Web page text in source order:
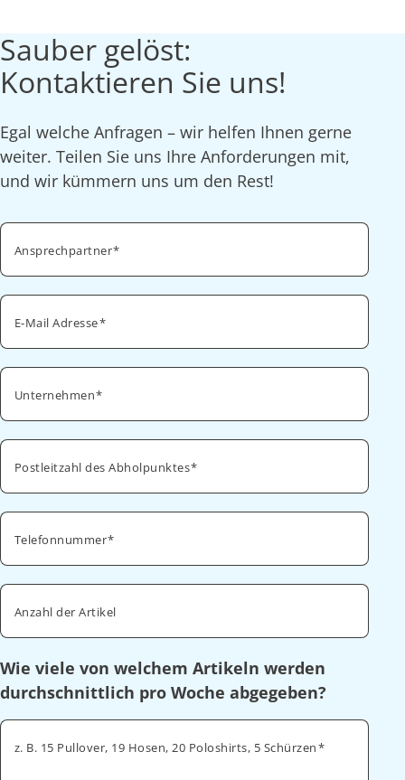
Sauber gelöst:
Kontaktieren Sie uns!
Egal welche Anfragen – wir helfen Ihnen gerne
weiter. Teilen Sie uns Ihre Anforderungen mit,
und wir kümmern uns um den Rest!
Ansprechpartner
E-Mail Adresse
Unternehmen
Postleitzahl des Abholpunktes
Telefonnummer
Anzahl der Artikel
Wie viele von welchem Artikeln werden
durchschnittlich pro Woche abgegeben?
z. B. 15 Pullover, 19 Hosen, 20 Poloshirts, 5 Schürzen